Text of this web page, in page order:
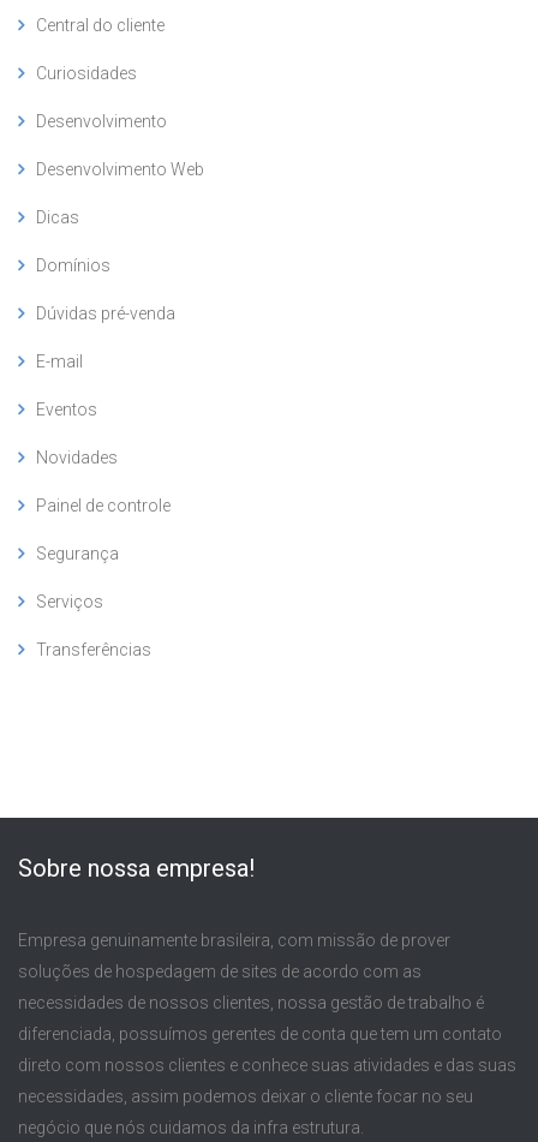
Central do cliente
Curiosidades
Desenvolvimento
Desenvolvimento Web
Dicas
Domínios
Dúvidas pré-venda
E-mail
Eventos
Novidades
Painel de controle
Segurança
Serviços
Transferências
Sobre nossa empresa!
Empresa genuinamente brasileira, com missão de prover
soluções de hospedagem de sites de acordo com as
necessidades de nossos clientes, nossa gestão de trabalho é
diferenciada, possuímos gerentes de conta que tem um contato
direto com nossos clientes e conhece suas atividades e das suas
necessidades, assim podemos deixar o cliente focar no seu
negócio que nós cuidamos da infra estrutura.